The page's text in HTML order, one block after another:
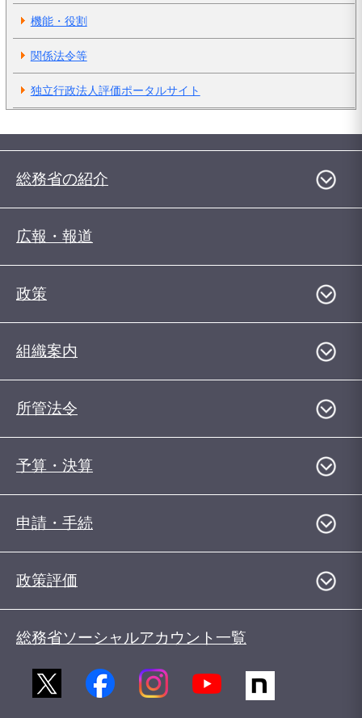
機能・役割
関係法令等
独立行政法人評価ポータルサイト
総務省の紹介
広報・報道
政策
組織案内
所管法令
予算・決算
申請・手続
政策評価
総務省ソーシャルアカウント一覧